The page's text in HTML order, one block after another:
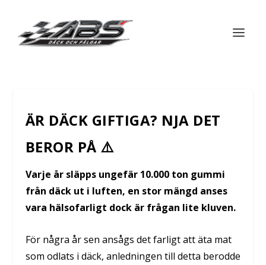
ÄR DÄCK GIFTIGA? NJA DET
BEROR PÅ ⚠️
Varje år släpps ungefär 10.000 ton gummi
från däck ut i luften, en stor mängd anses
vara hälsofarligt dock är frågan lite kluven.
För några år sen ansågs det farligt att äta mat
som odlats i däck, anledningen till detta berodde